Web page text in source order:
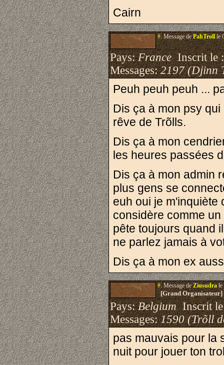
Cairn
#.Message dePahTrollle
Pays:FranceInscrit le
Messages:2197 (Djinn
Peuh peuh peuh ...
Dis ça à mon psy
rêve de Trõlls.
Dis ça à mon
les heures passées
Dis ça à mon admin
plus gens se
euh oui je m'inquiète
considère comme
pête toujours quand
ne parlez jamais à
Dis ça à mon ex
#.Message deZiusudrale
[Grand Organisateur]
Pays:BelgiumInscrit
Messages:1590 (Trõll
pas mauvais pour la
nuit pour jouer ton